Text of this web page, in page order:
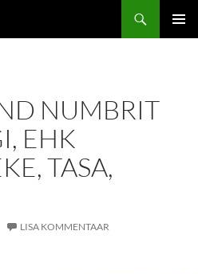
NUMBRIT
EHK
TASA,
LISA KOMMENTAAR